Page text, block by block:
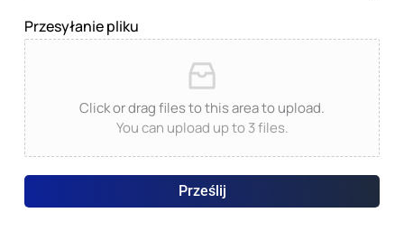
Przesyłanie pliku
Click or drag files to this area to upload.
You can upload up to 3 files.
Prześlij